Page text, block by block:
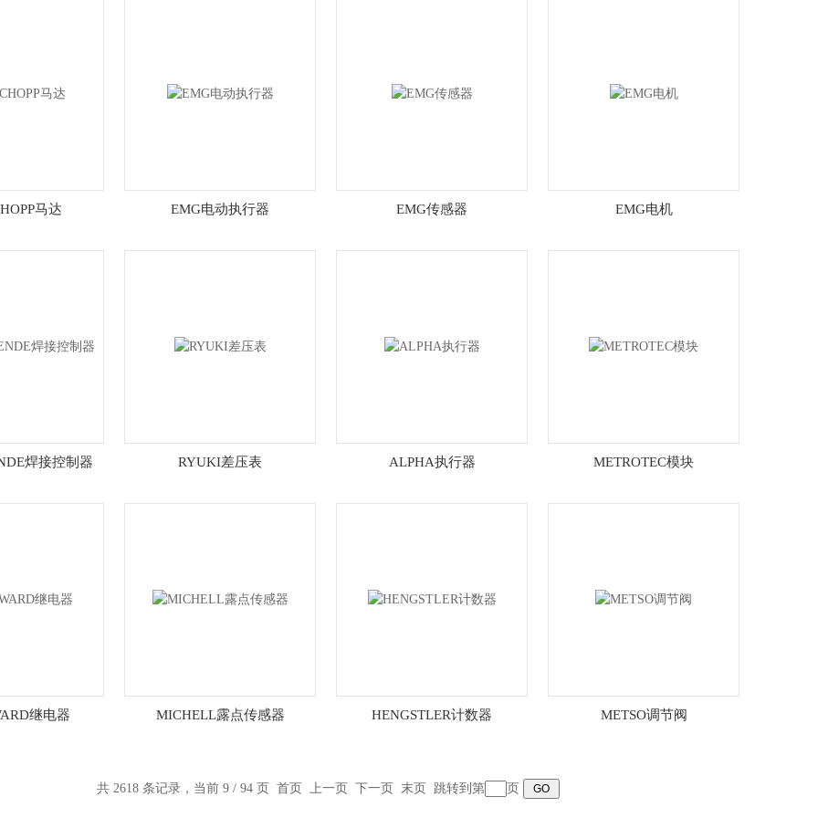
马达 EMG电动执行器 EMG传感器 EMG电机
焊接控制器 RYUKI差压表 ALPHA执行器 METROTEC模块
继电器 MICHELL露点传感器 HENGSTLER计数器 METSO调节阀
共 2618 条记录，当前 9 / 94 页 首页 上一页 下一页 末页 跳转到第 页